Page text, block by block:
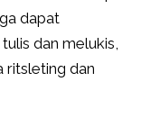
dapat
dan melukis,
ritsleting dan